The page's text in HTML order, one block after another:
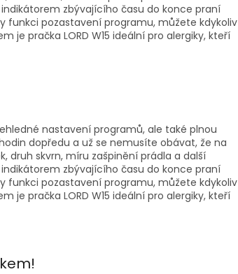
zbývajícího času do konce praní
funkci pozastavení programu, můžete kdykoliv
pračka LORD W15 ideální pro alergiky, kteří
nastavení programů, ale také plnou
dopředu a už se nemusíte obávat, že na
druh skvrn, míru zašpinění prádla a další
zbývajícího času do konce praní
funkci pozastavení programu, můžete kdykoliv
pračka LORD W15 ideální pro alergiky, kteří